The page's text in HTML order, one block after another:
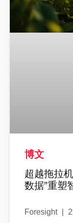
博文
超越拖拉
数据”重塑
Foresight